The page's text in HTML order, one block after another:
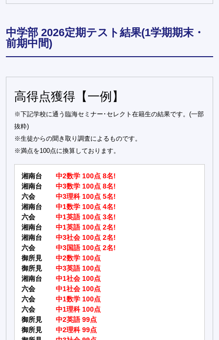
中学部 2026定期テスト結果(1学期期末・
前期中間)
高得点獲得【一例】
※下記学校に通う臨海セミナー･セレクト在籍生の結果です。(一部
抜粋)
※生徒からの聞き取り調査によるものです。
※満点を100点に換算しております。
湘南台
中2数学 100点 8名!
湘南台
中3数学 100点 8名!
六会
中3理科 100点 5名!
湘南台
中1数学 100点 4名!
六会
中1英語 100点 3名!
湘南台
中1英語 100点 2名!
湘南台
中3社会 100点 2名!
六会
中3国語 100点 2名!
御所見
中2数学 100点
御所見
中3英語 100点
湘南台
中1社会 100点
六会
中1社会 100点
六会
中1数学 100点
六会
中1理科 100点
御所見
中2英語 99点
御所見
中2理科 99点